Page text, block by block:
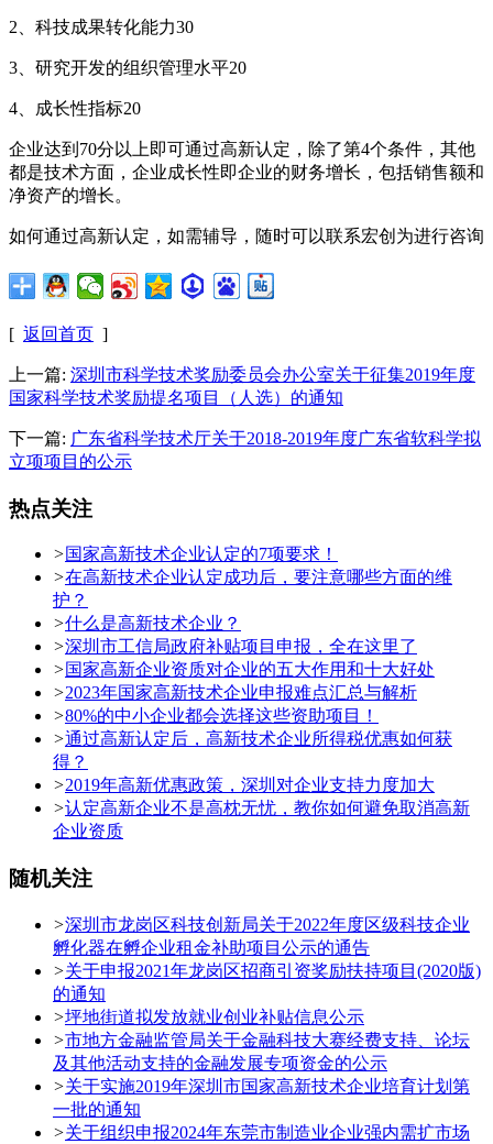
2、科技成果转化能力30
3、研究开发的组织管理水平20
4、成长性指标20
企业达到70分以上即可通过高新认定，除了第4个条件，其他
都是技术方面，企业成长性即企业的财务增长，包括销售额和
净资产的增长。
如何通过高新认定，如需辅导，随时可以联系宏创为进行咨询
[ 返回首页 ]
上一篇: 深圳市科学技术奖励委员会办公室关于征集2019年度
国家科学技术奖励提名项目（人选）的通知
下一篇: 广东省科学技术厅关于2018-2019年度广东省软科学拟
立项项目的公示
热点关注
>国家高新技术企业认定的7项要求！
>在高新技术企业认定成功后，要注意哪些方面的维
护？
>什么是高新技术企业？
>深圳市工信局政府补贴项目申报，全在这里了
>国家高新企业资质对企业的五大作用和十大好处
>2023年国家高新技术企业申报难点汇总与解析
>80%的中小企业都会选择这些资助项目！
>通过高新认定后，高新技术企业所得税优惠如何获
得？
>2019年高新优惠政策，深圳对企业支持力度加大
>认定高新企业不是高枕无忧，教你如何避免取消高新
企业资质
随机关注
>深圳市龙岗区科技创新局关于2022年度区级科技企业
孵化器在孵企业租金补助项目公示的通告
>关于申报2021年龙岗区招商引资奖励扶持项目(2020版)
的通知
>坪地街道拟发放就业创业补贴信息公示
>市地方金融监管局关于金融科技大赛经费支持、论坛
及其他活动支持的金融发展专项资金的公示
>关于实施2019年深圳市国家高新技术企业培育计划第
一批的通知
>关于组织申报2024年东莞市制造业企业强内需扩市场